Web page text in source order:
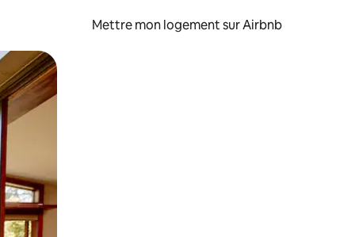
Mettre mon logement sur Airbnb